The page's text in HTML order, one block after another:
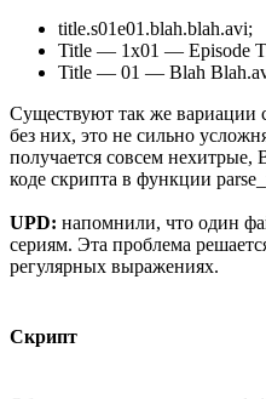
title.s01e01.blah.blah.avi;
Title — 1x01 — Episode
Title — 01 — Blah
Существуют так же вариации
без них, это не сильно
получается совсем
коде скрипта в функции
UPD: напомнили, что один
сериям. Эта проблема
регулярных выражениях.
Скрипт